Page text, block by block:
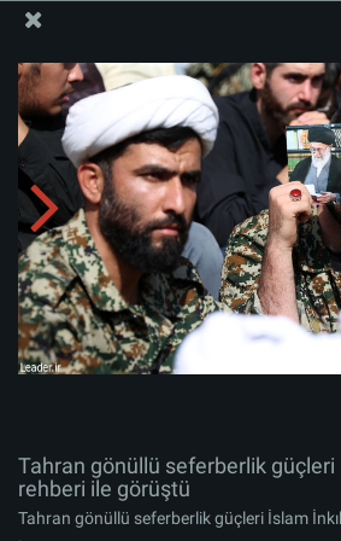
Tahran gönüllü seferberlik güçleri
ile görüştü
Tahran gönüllü seferberlik güçleri
rehberi ile görüştü
Tahran gönüllü seferberlik güçleri İslam